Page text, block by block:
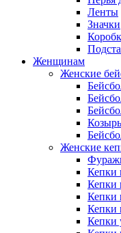
Ленты
Значки
Женщинам
Женские
Женские
Кепки
Кепки
Кепки
Кепки
Кепки